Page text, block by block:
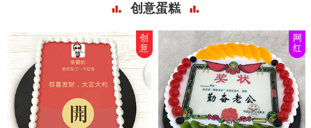
创意蛋糕
创
意
网
红